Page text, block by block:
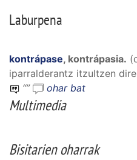
Laburpena
kontrápase, kontrápasia. (
iparralderantz itzultzen
“” ohar bat
Multimedia
Bisitarien oharrak